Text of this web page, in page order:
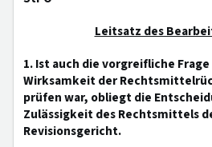
Leitsatz des
1. Ist auch die vorgreifliche
Wirksamkeit der
prüfen war, obliegt die
Zulässigkeit des Rechtsmittels
Revisionsgericht.